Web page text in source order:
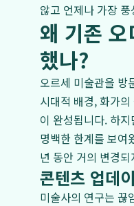
않고 언제나 가장
왜 기존
했나?
오르세 미술관을 방
시대적 배경, 화가
이 완성됩니다. 하
명백한 한계를 보여
년 동안 거의 변경
콘텐츠 업데
미술사의 연구는 끊